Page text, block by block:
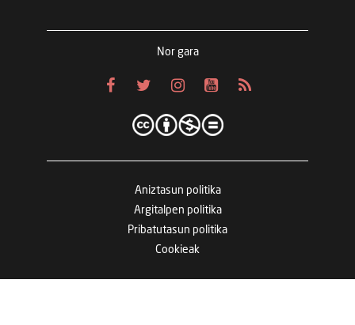
Nor gara
Aniztasun politika
Argitalpen politika
Pribatutasun politika
Cookieak